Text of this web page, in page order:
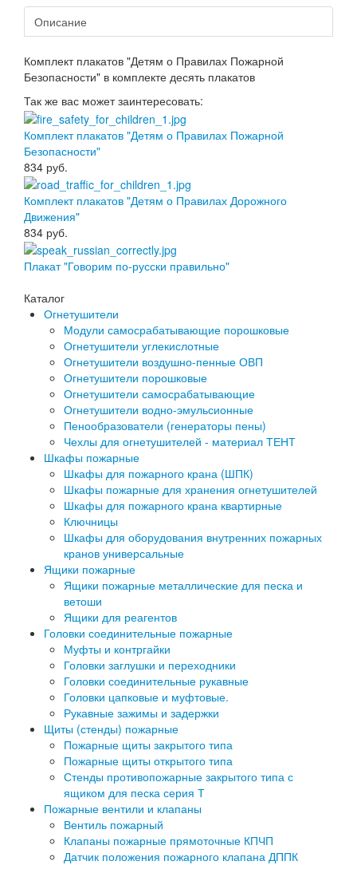
Описание
Комплект плакатов "Детям о Правилах Пожарной
Безопасности" в комплекте десять плакатов
Так же вас может заинтересовать:
Комплект плакатов "Детям о Правилах Пожарной
Безопасности"
834 руб.
Комплект плакатов "Детям о Правилах Дорожного
Движения"
834 руб.
Плакат "Говорим по-русски правильно"
Каталог
Огнетушители
Модули самосрабатывающие порошковые
Огнетушители углекислотные
Огнетушители воздушно-пенные ОВП
Огнетушители порошковые
Огнетушители самосрабатывающие
Огнетушители водно-эмульсионные
Пенообразователи (генераторы пены)
Чехлы для огнетушителей - материал ТЕНТ
Шкафы пожарные
Шкафы для пожарного крана (ШПК)
Шкафы пожарные для хранения огнетушителей
Шкафы для пожарного крана квартирные
Ключницы
Шкафы для оборудования внутренних пожарных
кранов универсальные
Ящики пожарные
Ящики пожарные металлические для песка и
ветоши
Ящики для реагентов
Головки соединительные пожарные
Муфты и контргайки
Головки заглушки и переходники
Головки соединительные рукавные
Головки цапковые и муфтовые.
Рукавные зажимы и задержки
Щиты (стенды) пожарные
Пожарные щиты закрытого типа
Пожарные щиты открытого типа
Стенды противопожарные закрытого типа с
ящиком для песка серия Т
Пожарные вентили и клапаны
Вентиль пожарный
Клапаны пожарные прямоточные КПЧП
Датчик положения пожарного клапана ДППК